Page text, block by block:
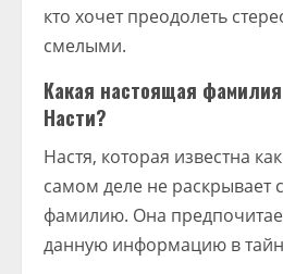
кто хочет преодолеть
смелыми.
Какая настоящая
Насти?
Настя, которая известна
самом деле не раскрывает
фамилию. Она
данную информацию в